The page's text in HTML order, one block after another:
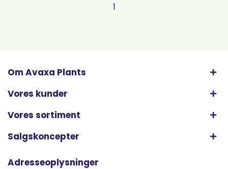
1
Om Avaxa Plants
Vores kunder
Vores sortiment
Salgskoncepter
Adresseoplysninger